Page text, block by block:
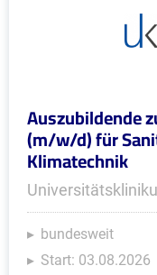
Auszubildende
(m/w/d) für
Klimatechnik
bundesweit
Start: 03.08.2026